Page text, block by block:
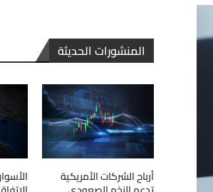
المنشورات الحديثة
أرباح الشركات الأمريكية